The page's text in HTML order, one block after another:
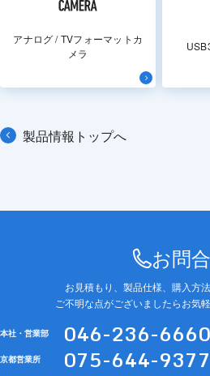
アナログ / TVフォーマットカ
メラ
製品情報トップへ
お問
お見積もり、製品仕様、購入方
ご不明な点がございましたらお気
本社・営業部 046-236-6660
京都営業所 075-644-9377